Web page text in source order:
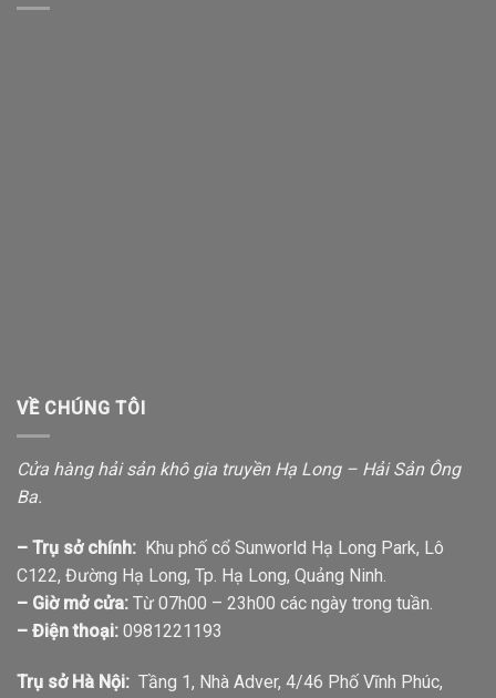
VỀ CHÚNG TÔI
Cửa hàng hải sản khô gia truyền Hạ Long – Hải Sản Ông
Ba.
– Trụ sở chính: Khu phố cổ Sunworld Hạ Long Park, Lô
C122, Đường Hạ Long, Tp. Hạ Long, Quảng Ninh.
– Giờ mở cửa: Từ 07h00 – 23h00 các ngày trong tuần.
– Điện thoại: 0981221193
Trụ sở Hà Nội: Tầng 1, Nhà Adver, 4/46 Phố Vĩnh Phúc,